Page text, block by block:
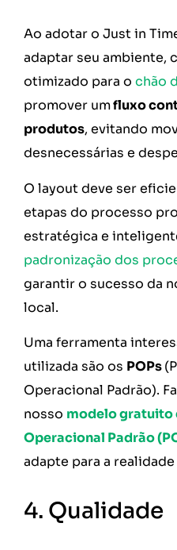
Ao adotar o Just in
adaptar seu ambiente,
otimizado para o chão
promover umfluxo
produtos, evitando
desnecessárias e
O layout deve ser
etapas do processo
estratégica e
padronização dos
garantir o sucesso da
local.
Uma ferramenta
utilizada são os POPs
Operacional Padrão).
nosso modelo gratuito
Operacional Padrão
adapte para a
4. Qualidade